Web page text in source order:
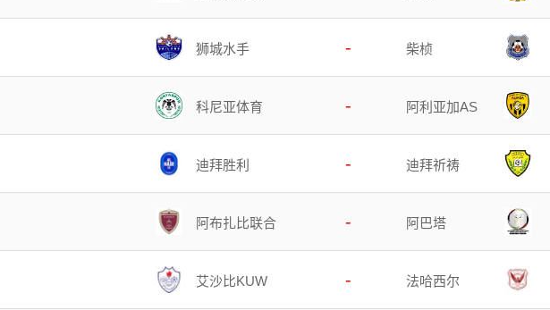
狮城水手 - 柴桢
科尼亚体育 - 阿利亚加AS
迪拜胜利 - 迪拜祈祷
阿布扎比联合 - 阿巴塔
艾沙比KUW - 法哈西尔